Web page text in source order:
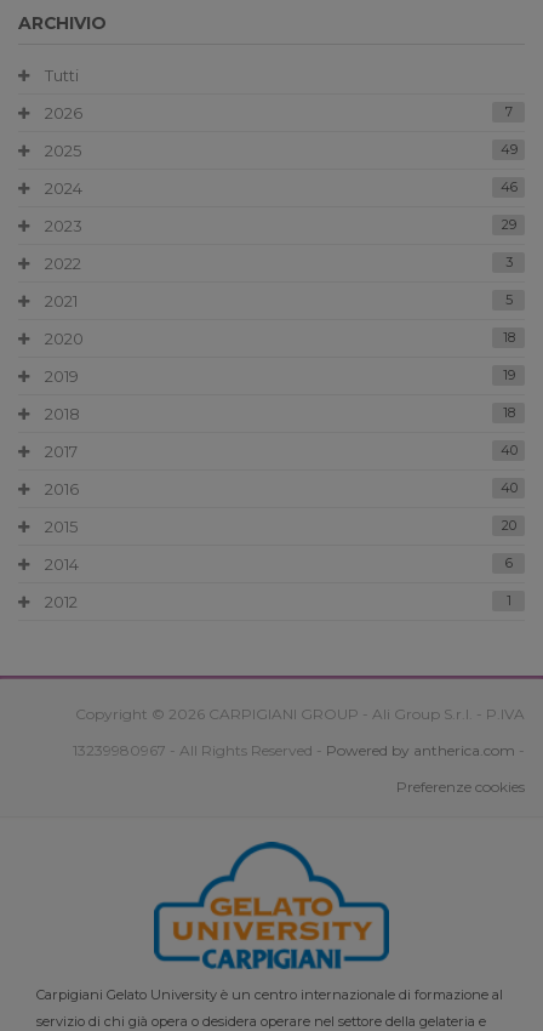
ARCHIVIO
Tutti
2026
7
2025 49
2024 46
2023 29
2022 3
2021 5
2020 18
2019 19
2018 18
2017 40
2016 40
2015 20
2014 6
2012 1
Copyright © 2026 CARPIGIANI GROUP - Ali Group S.r.l. - P.IVA
13239980967 - All Rights Reserved - Powered by antherica.com -
Preferenze cookies
Carpigiani Gelato University è un centro internazionale di formazione al
servizio di chi già opera o desidera operare nel settore della gelateria e